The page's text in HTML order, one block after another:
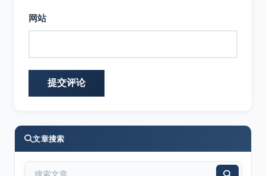
网站
文章搜索